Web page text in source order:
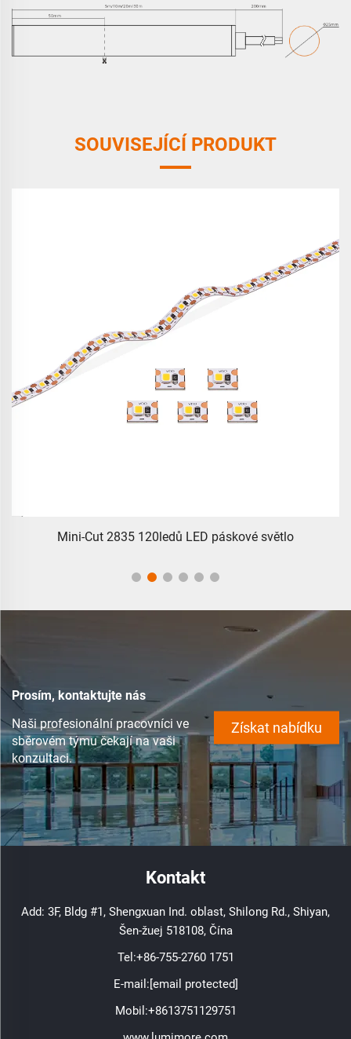
SOUVISEJÍCÍ PRODUKT
Mini-Cut 2835 120ledů LED páskové světlo
Prosím, kontaktujte nás
Naši profesionální pracovníci ve
sběrovém týmu čekají na vaši
konzultaci.
Získat nabídku
Kontakt
Add: 3F, Bldg #1, Shengxuan Ind. oblast, Shilong Rd., Shiyan,
Šen-žuej 518108, Čína
Tel:+86-755-2760 1751
E-mail:[email protected]
Mobil:+8613751129751